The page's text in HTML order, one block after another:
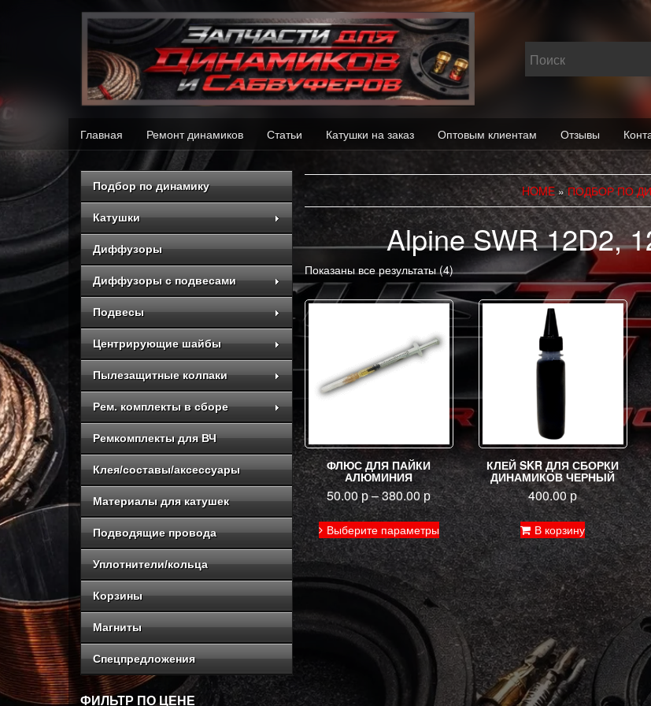
Главная Ремонт динамиков Статьи Катушки на заказ Оптовым клиентам Отзывы
Подбор по динамику
Катушки
Диффузоры
Диффузоры с подвесами
Подвесы
Центрирующие шайбы
Пылезащитные колпаки
Рем. комплекты в сборе
Ремкомплекты для ВЧ
Клея/составы/аксессуары
Материалы для катушек
Подводящие провода
Уплотнители/кольца
Корзины
Магниты
Спецпредложения
ФИЛЬТР ПО ЦЕНЕ
HOME»ПОДБОР ПО
Alpine SWR 12D2,
Показаны все результаты (4)
ФЛЮС ДЛЯ ПАЙКИ
АЛЮМИНИЯ
50.00р–380.00р
Выберите параметры
Этот
товар
имеет
несколько
вариаций.
Опции
можно
выбрать
на
странице
товара.
КЛЕЙ SKR ДЛЯ СБОРКИ
ДИНАМИКОВ ЧЕРНЫЙ
400.00р
В корзину